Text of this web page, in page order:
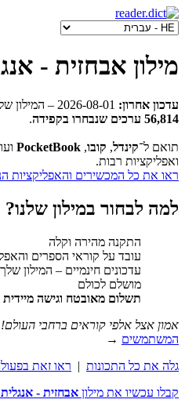
מילון אבחזית -
עדכון אחרון: 2026-08-01 ‒ המילון
56,814 ערכים שנבחרו בקפידה
.
תואם ל־קינדל, קובו,
PocketBook
ואפליקציות רבות.
ראו את כל המכשירים והאפליקציות
למה לבחור במילון שלנו?
התקנה מהירה וקלה
עובד על קוראי הספרים
עדכונים חינמיים ‒ המילון
מושלם לכולם
תשלום מאובטח וגישה מיידית
אמון אצל אלפי קוראים ברחבי העולם!
המשתמשים →
גלה את כל התכונות | ראו זאת
קבלו עכשיו את מילון אבחזית - אנגלית